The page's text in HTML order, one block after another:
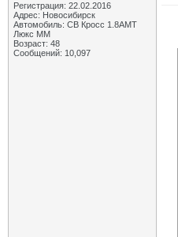
Регистрация: 22.02.2016
Адрес: Новосибирск
Автомобиль: СВ Кросс 1.8АМТ
Люкс ММ
Возраст: 48
Сообщений: 10,097